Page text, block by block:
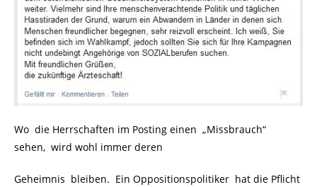
Wo die Herrschaften im Posting einen „Missbrauch“
sehen, wird wohl immer deren
Geheimnis bleiben. Ein Oppositionspolitiker hat die Pflicht